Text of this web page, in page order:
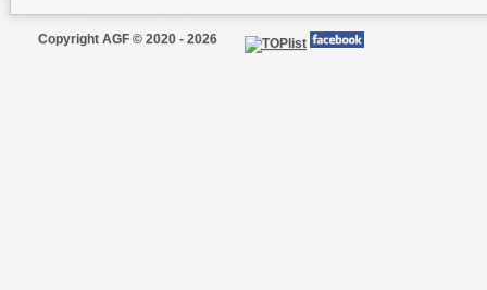
Copyright AGF © 2020 - 2026